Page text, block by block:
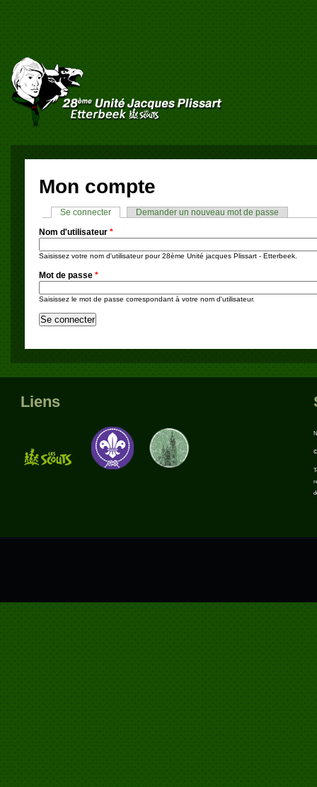
Mon compte
Onglets principaux
Se connecter (onglet actif)Demander un nouveau mot de passe
Nom d'utilisateur *
Saisissez votre nom d'utilisateur pour 28ème Unité jacques Plissart - Etterbeek.
Mot de passe *
Saisissez le mot de passe correspondant à votre nom d'utilisateur.
Liens